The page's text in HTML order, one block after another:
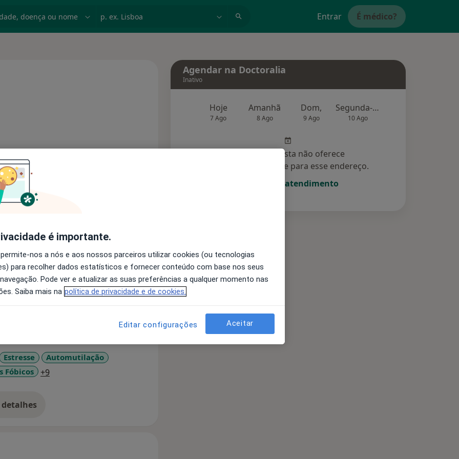
Entrar É médico?
Solicite um atendimento
Consultórios
perturbação de stresse
compulsiva, perturbação de
cessação tabágica,
psicológica com adultos mais
LGBTQIA+.
Estresse
Automutilação
Fóbicos +9a11y_sr_more_diseases
a experiência
Agendar na Doctoralia
Inativo
Hoje
7 Ago
Amanhã
8 Ago
Dom,
9 Ago
Segunda-feira
10 Ago
Esse especialista não oferece
agendamento online para esse endereço.
Solicite um atendimento
é importante.
nos a nós e aos nossos parceiros utilizar cookies (ou tecnologias
para recolher dados estatísticos e fornecer conteúdo com base nos seus
Pode ver e atualizar as suas preferências a qualquer momento nas
Saiba mais na política de privacidade e de cookies.
Editar configurações Aceitar